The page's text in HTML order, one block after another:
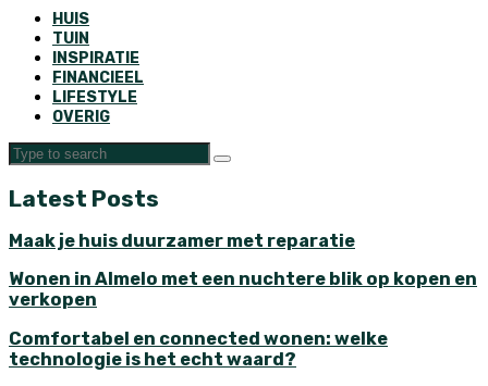
HUIS
TUIN
INSPIRATIE
FINANCIEEL
LIFESTYLE
OVERIG
Latest Posts
Maak je huis duurzamer met reparatie
Wonen in Almelo met een nuchtere blik op kopen en
verkopen
Comfortabel en connected wonen: welke
technologie is het echt waard?